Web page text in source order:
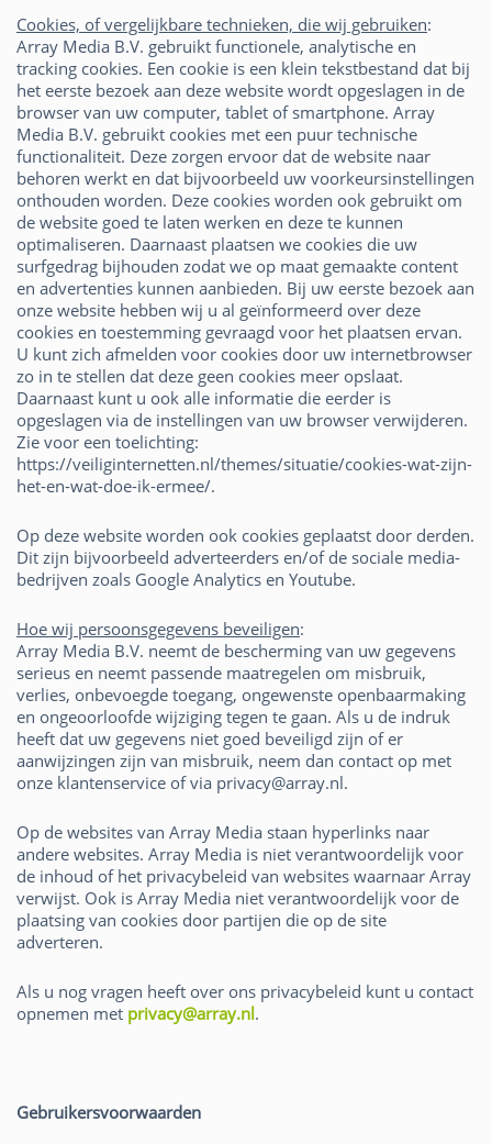
Cookies, of vergelijkbare technieken, die wij gebruiken:
Array Media B.V. gebruikt functionele, analytische en
tracking cookies. Een cookie is een klein tekstbestand dat bij
het eerste bezoek aan deze website wordt opgeslagen in de
browser van uw computer, tablet of smartphone. Array
Media B.V. gebruikt cookies met een puur technische
functionaliteit. Deze zorgen ervoor dat de website naar
behoren werkt en dat bijvoorbeeld uw voorkeursinstellingen
onthouden worden. Deze cookies worden ook gebruikt om
de website goed te laten werken en deze te kunnen
optimaliseren. Daarnaast plaatsen we cookies die uw
surfgedrag bijhouden zodat we op maat gemaakte content
en advertenties kunnen aanbieden. Bij uw eerste bezoek aan
onze website hebben wij u al geïnformeerd over deze
cookies en toestemming gevraagd voor het plaatsen ervan.
U kunt zich afmelden voor cookies door uw internetbrowser
zo in te stellen dat deze geen cookies meer opslaat.
Daarnaast kunt u ook alle informatie die eerder is
opgeslagen via de instellingen van uw browser verwijderen.
Zie voor een toelichting:
https://veiliginternetten.nl/themes/situatie/cookies-wat-zijn-
het-en-wat-doe-ik-ermee/.
Op deze website worden ook cookies geplaatst door derden.
Dit zijn bijvoorbeeld adverteerders en/of de sociale media-
bedrijven zoals Google Analytics en Youtube.
Hoe wij persoonsgegevens beveiligen:
Array Media B.V. neemt de bescherming van uw gegevens
serieus en neemt passende maatregelen om misbruik,
verlies, onbevoegde toegang, ongewenste openbaarmaking
en ongeoorloofde wijziging tegen te gaan. Als u de indruk
heeft dat uw gegevens niet goed beveiligd zijn of er
aanwijzingen zijn van misbruik, neem dan contact op met
onze klantenservice of via privacy@array.nl.
Op de websites van Array Media staan hyperlinks naar
andere websites. Array Media is niet verantwoordelijk voor
de inhoud of het privacybeleid van websites waarnaar Array
verwijst. Ook is Array Media niet verantwoordelijk voor de
plaatsing van cookies door partijen die op de site
adverteren.
Als u nog vragen heeft over ons privacybeleid kunt u contact
opnemen met privacy@array.nl.
Gebruikersvoorwaarden